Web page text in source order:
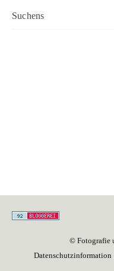
Suchens
© Fotografie
Datenschutzinformation